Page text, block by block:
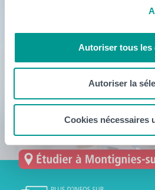
Autoriser tous les
Autoriser la
Cookies nécessaires